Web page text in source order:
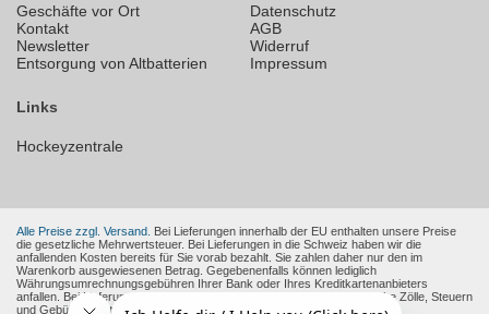
Geschäfte vor Ort
Kontakt
Newsletter
Entsorgung von Altbatterien
Datenschutz
AGB
Widerruf
Impressum
Links
Hockeyzentrale
Alle Preise zzgl. Versand. Bei Lieferungen innerhalb der EU enthalten unsere Preise
die gesetzliche Mehrwertsteuer. Bei Lieferungen in die Schweiz haben wir die
anfallenden Kosten bereits für Sie vorab bezahlt. Sie zahlen daher nur den im
Warenkorb ausgewiesenen Betrag. Gegebenenfalls können lediglich
Währungsumrechnungsgebühren Ihrer Bank oder Ihres Kreditkartenanbieters
anfallen. Bei Lieferungen in andere Nicht-EU-Länder können zusätzliche Zölle, Steuern
und Gebühren entstehen.